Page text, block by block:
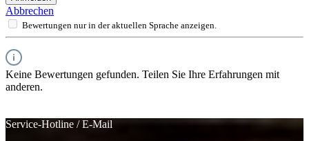
Abbrechen
Bewertungen nur in der aktuellen Sprache anzeigen.
Keine Bewertungen gefunden. Teilen Sie Ihre Erfahrungen mit
anderen.
Service-Hotline / E-Mail